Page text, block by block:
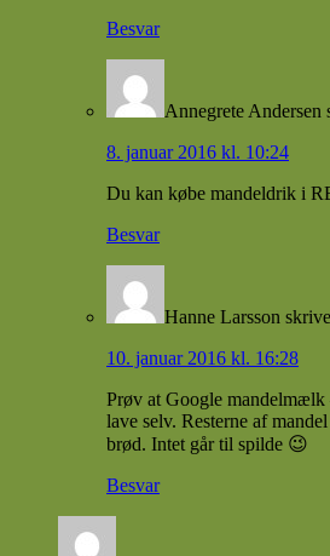
Besvar
Annegrete Andersen
8. januar 2016 kl. 10:24
Du kan købe mandeldrik i
Besvar
Hanne Larsson
10. januar 2016 kl. 16:28
Prøv at Google
lave selv. Resterne af
brød. Intet går til spilde 😉
Besvar